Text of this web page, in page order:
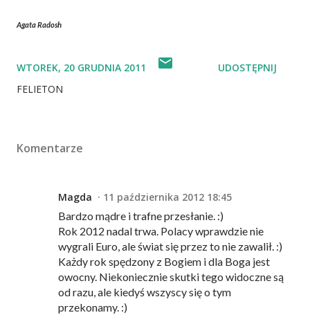
Agata Radosh
WTOREK, 20 GRUDNIA 2011
FELIETON
UDOSTĘPNIJ
Komentarze
Magda
11 października 2012 18:45
Bardzo mądre i trafne przesłanie. :)
Rok 2012 nadal trwa. Polacy wprawdzie nie
wygrali Euro, ale świat się przez to nie zawalił. :)
Każdy rok spędzony z Bogiem i dla Boga jest
owocny. Niekoniecznie skutki tego widoczne są
od razu, ale kiedyś wszyscy się o tym
przekonamy. :)